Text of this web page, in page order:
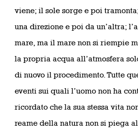
viene; il sole sorge e poi
una direzione e poi da un’altra;
mare, ma il mare non si riempie
la propria acqua all’atmosfera
di nuovo il procedimento. Tutte
eventi sui quali l’uomo non ha
ricordato che la sua stessa vita
reame della natura non si piega